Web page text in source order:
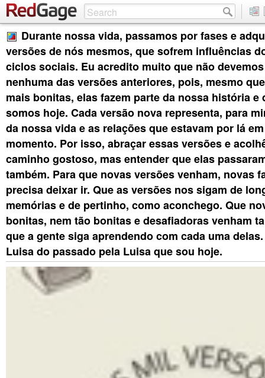
Durante nossa vida, passamos por fases e
versões de nós mesmos, que sofrem influências
ciclos sociais. Eu acredito muito que não
nenhuma das versões anteriores, pois, mesmo
mais bonitas, elas fazem parte da nossa história e
somos hoje. Cada versão nova representa, para
da nossa vida e as relações que estavam por lá
momento. Por isso, abraçar essas versões e
caminho gostoso, mas entender que elas
também. Para que novas versões venham, novas
precisa deixar ir. Que as versões nos sigam de
memórias e de pertinho, como aconchego. Que
bonitas, nem tão bonitas e desafiadoras venham
que a gente siga aprendendo com cada uma
Luisa do passado pela Luisa que sou hoje.